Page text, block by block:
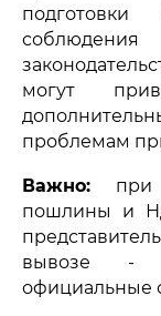
могут
проблемам
Важно: при
пошлины и
вывозе -
официальные